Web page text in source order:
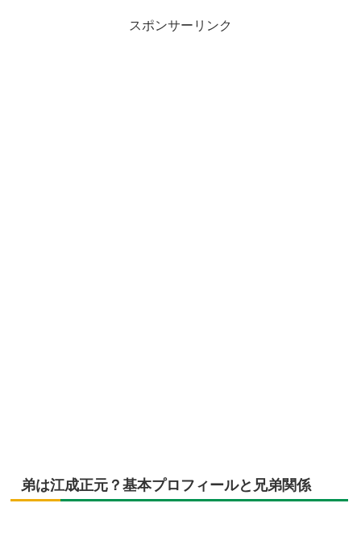
スポンサーリンク
弟は江成正元？基本プロフィールと兄弟関係